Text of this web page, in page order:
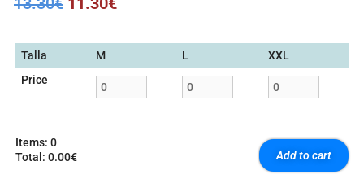
Talla M L
XXL
Price
Items: 0
Total : 0.00€
Add to cart